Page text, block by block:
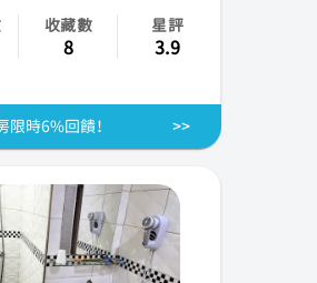
收藏數
8
星評
3.9
限時6%回饋！